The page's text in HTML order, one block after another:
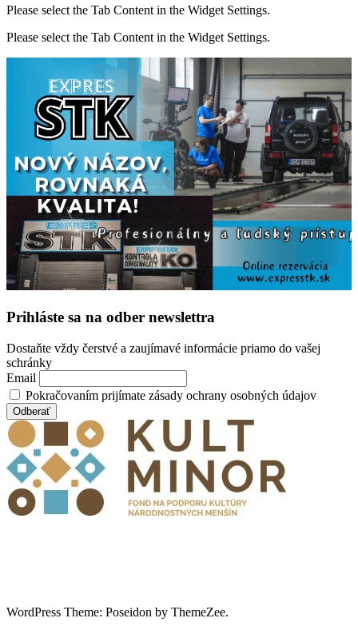
Please select the Tab Content in the Widget Settings.
Please select the Tab Content in the Widget Settings.
Prihláste sa na odber newslettra
Dostaňte vždy čerstvé a zaujímavé informácie priamo do vašej
schránky
Email
Pokračovaním prijímate zásady ochrany osobných údajov
WordPress Theme: Poseidon by ThemeZee.